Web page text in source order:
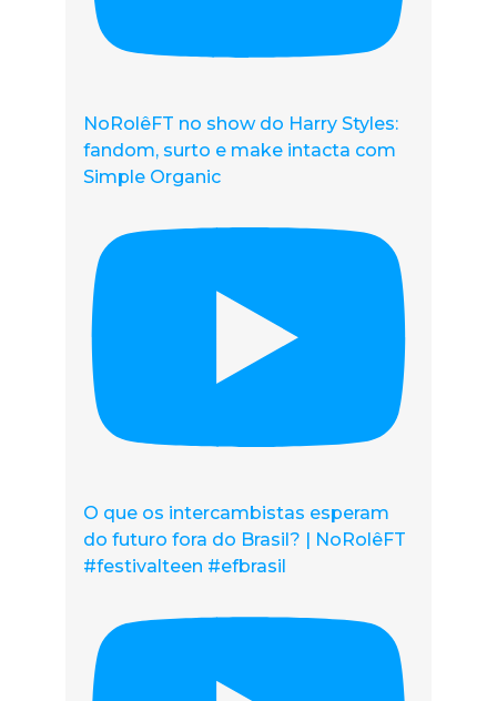
NoRolêFT no show do Harry Styles:
fandom, surto e make intacta com
Simple Organic
O que os intercambistas esperam
do futuro fora do Brasil? | NoRolêFT
#festivalteen #efbrasil